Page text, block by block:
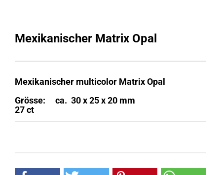
Mexikanischer Matrix Opal
Mexikanischer multicolor Matrix Opal
Grösse: ca. 30 x 25 x 20 mm
27 ct